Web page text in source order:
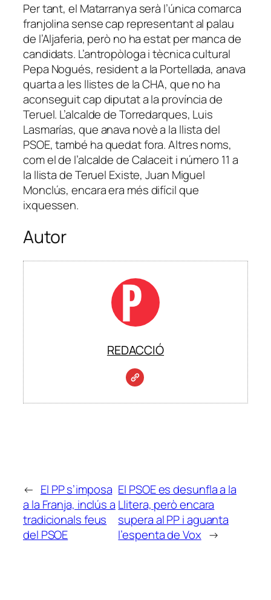
Per tant, el Matarranya serà l’única comarca
franjolina sense cap representant al palau
de l’Aljaferia, però no ha estat per manca de
candidats. L’antropòloga i tècnica cultural
Pepa Nogués, resident a la Portellada, anava
quarta a les llistes de la CHA, que no ha
aconseguit cap diputat a la província de
Teruel. L’alcalde de Torredarques, Luis
Lasmarías, que anava novè a la llista del
PSOE, també ha quedat fora. Altres noms,
com el de l’alcalde de Calaceit i número 11 a
la llista de Teruel Existe, Juan Miguel
Monclús, encara era més difícil que
ixquessen.
Autor
REDACCIÓ
← El PP s’imposa
a la Franja, inclús a
tradicionals feus
del PSOE
El PSOE es desunfla a la
Llitera, però encara
supera al PP i aguanta
l’espenta de Vox →